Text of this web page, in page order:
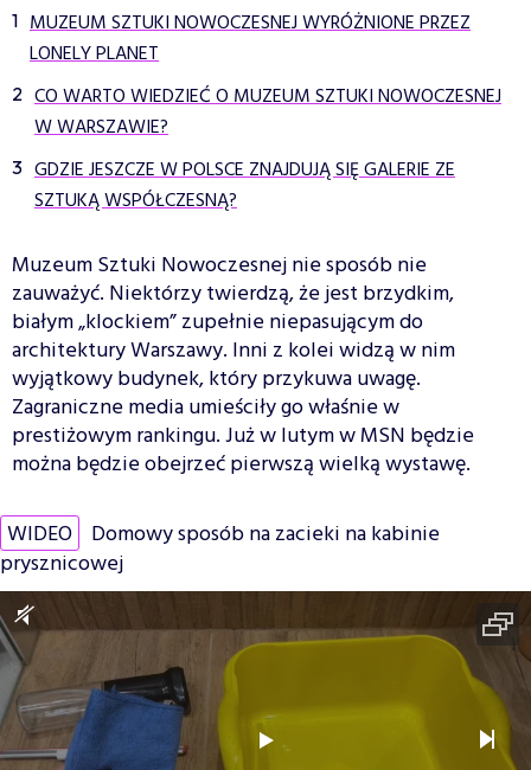
MUZEUM SZTUKI NOWOCZESNEJ WYRÓŻNIONE PRZEZ
LONELY PLANET
CO WARTO WIEDZIEĆ O MUZEUM SZTUKI NOWOCZESNEJ
W WARSZAWIE?
GDZIE JESZCZE W POLSCE ZNAJDUJĄ SIĘ GALERIE ZE
SZTUKĄ WSPÓŁCZESNĄ?
Muzeum Sztuki Nowoczesnej nie sposób nie
zauważyć. Niektórzy twierdzą, że jest brzydkim,
białym „klockiem” zupełnie niepasującym do
architektury Warszawy. Inni z kolei widzą w nim
wyjątkowy budynek, który przykuwa uwagę.
Zagraniczne media umieściły go właśnie w
prestiżowym rankingu. Już w lutym w MSN będzie
można będzie obejrzeć pierwszą wielką wystawę.
WIDEO Domowy sposób na zacieki na kabinie
prysznicowej